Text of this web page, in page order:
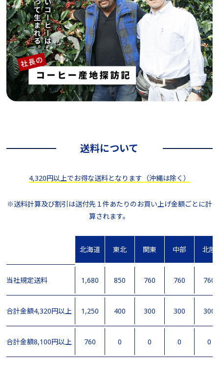
送料について
4,320円以上でお得な送料となります（沖縄は除く）
※送料計算及び割引は送付先１件あたりのお買い上げ金額ごとに計
算されます。
北海道 東北 関東 中部 北陸
当社規定送料 1,680 850 760 760 760
合計金額4,320円以上 1,250 400 300 300 300
合計金額8,100円以上 760 0 0 0 0